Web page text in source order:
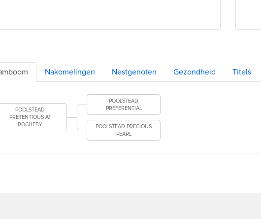
Nakomelingen Nestgenoten Gezondheid Titels
POOLSTEAD
PRETENTIOUS AT
ROCHEBY
POOLSTEAD
PREFERENTIAL
POOLSTEAD PRECIOUS
PEARL